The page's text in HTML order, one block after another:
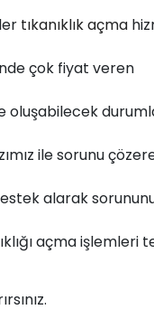
tıkanıklık açma
çok fiyat veren
ile sorunu
alarak
açma işlemleri